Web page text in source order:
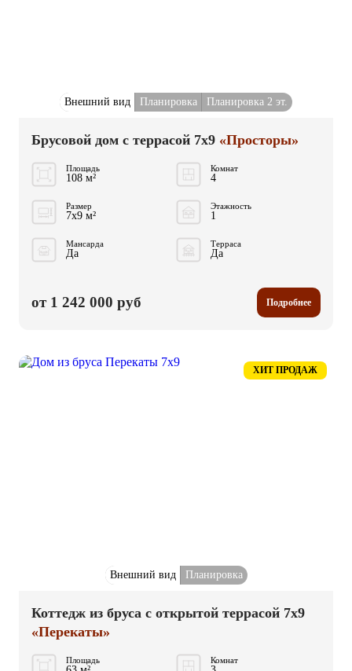
Внешний вид Планировка Планировка 2 эт.
Брусовой дом с террасой 7x9 «Просторы»
Площадь
108 м²
Комнат
4
Размер
7x9 м²
Этажность
1
Мансарда
Да
Терраса
Да
от 1 242 000 руб Подробнее
ХИТ ПРОДАЖ
Внешний вид Планировка
Коттедж из бруса с открытой террасой 7x9
«Перекаты»
Площадь Комнат